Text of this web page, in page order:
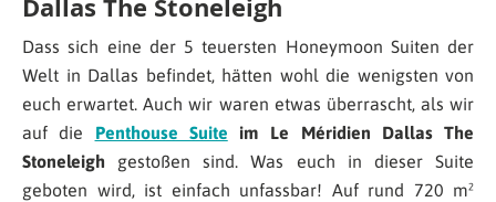
Dallas The Stoneleigh
Dass sich eine der 5 teuersten Honeymoon Suiten der
Welt in Dallas befindet, hätten wohl die wenigsten von
euch erwartet. Auch wir waren etwas überrascht, als wir
auf die Penthouse Suite im Le Méridien Dallas The
Stoneleigh gestoßen sind. Was euch in dieser Suite
geboten wird, ist einfach unfassbar! Auf rund 720 m²